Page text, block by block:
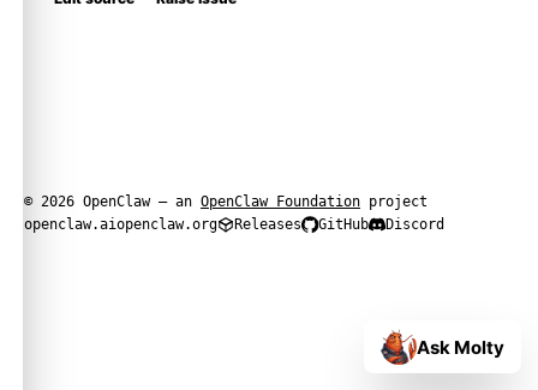
© 2026 OpenClaw — an OpenClaw Foundation project
openclaw.aiopenclaw.org Releases GitHub Discord
Ask Molty